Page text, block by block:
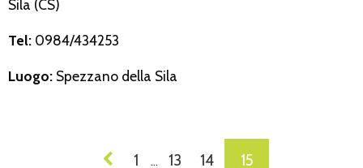
Sila (CS)
Tel: 0984/434253
Luogo: Spezzano della Sila
NAVIGAZIONE
1 … 13 14 15